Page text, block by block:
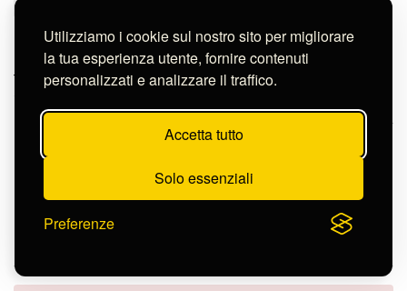
Utilizziamo i cookie sul nostro sito per migliorare
la tua esperienza utente, fornire contenuti
personalizzati e analizzare il traffico.
Accetta tutto
Solo essenziali
Preferenze
Pfitzer Johann Baptist
Editore:
FIRENZE- PONTE A SANTA TRINITA' FLORENCE- PONT DE LA
TRINITE
Continua nella pagina